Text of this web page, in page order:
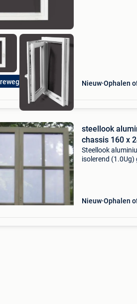
20 Zulte Nieuw Ophalen
steellook
chassis 160 x
Steellook
isolerend (1.0Ug)
Nieuw Ophalen